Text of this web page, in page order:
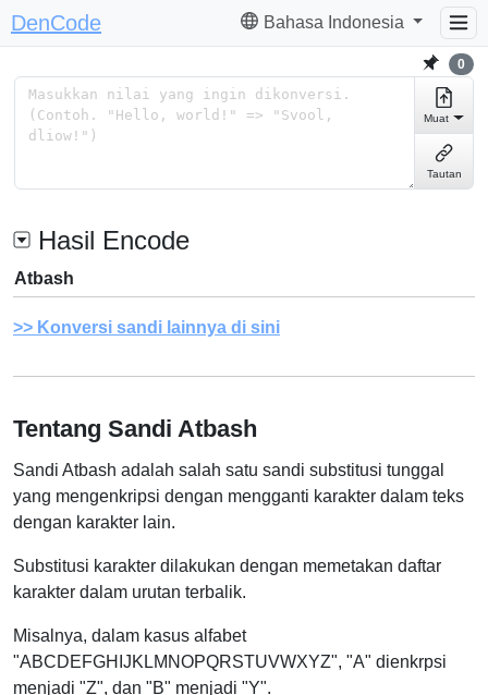
DenCode Bahasa Indonesia
0
Muat
Tautan
Hasil Encode
Atbash
Konversi sandi lainnya di sini
Tentang Sandi Atbash
Sandi Atbash adalah salah satu sandi substitusi tunggal
yang mengenkripsi dengan mengganti karakter dalam teks
dengan karakter lain.
Substitusi karakter dilakukan dengan memetakan daftar
karakter dalam urutan terbalik.
Misalnya, dalam kasus alfabet
"ABCDEFGHIJKLMNOPQRSTUVWXYZ", "A" dienkrpsi
menjadi "Z", dan "B" menjadi "Y".